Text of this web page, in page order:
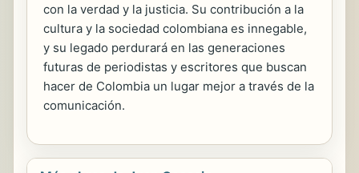
con la verdad y la justicia. Su contribución a la
cultura y la sociedad colombiana es innegable,
y su legado perdurará en las generaciones
futuras de periodistas y escritores que buscan
hacer de Colombia un lugar mejor a través de la
comunicación.